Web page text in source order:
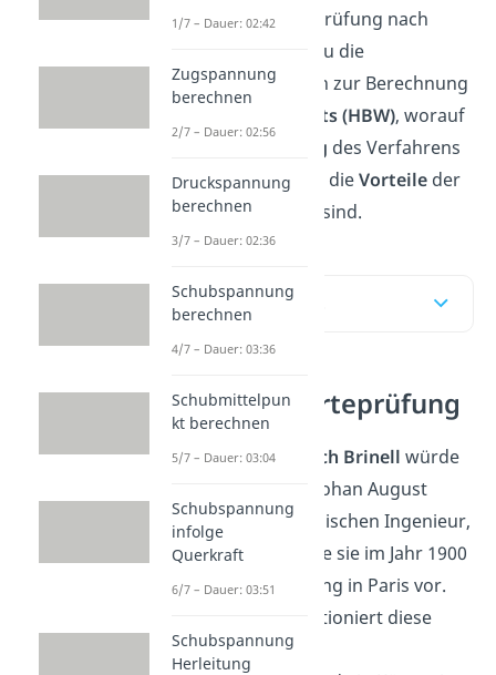
Verfahren der Härteprüfung nach
Brinell? Hier findest du die
notwendigen Formeln zur Berechnung
Brinell-Härtewerts (HBW), worauf
Durchführung des Verfahrens
zu achten ist und was dieVorteile der
Brinell Härteprüfung sind.
Inhaltsübersicht
Die Brinell Härteprüfung
DieHärteprüfung nach Brinell würde
nach ihrem Erfinder Johan August
Brinell, einem schwedischen Ingenieur,
benannt. Dieser stellte sie im Jahr 1900
auf der Weltausstellung in Paris vor.
Doch wie genau funktioniert diese
nun?
1/7 – Dauer: 02:42
Zugspannung
berechnen
2/7 – Dauer: 02:56
Druckspannung
berechnen
3/7 – Dauer: 02:36
Schubspannung
berechnen
4/7 – Dauer: 03:36
Schubmittelpun
kt berechnen
5/7 – Dauer: 03:04
Schubspannung
infolge
Querkraft
6/7 – Dauer: 03:51
Schubspannung
Herleitung